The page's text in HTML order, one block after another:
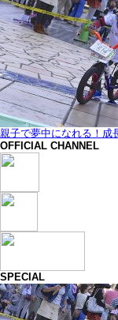
親子で夢中になれる！成
OFFICIAL CHANNEL
SPECIAL